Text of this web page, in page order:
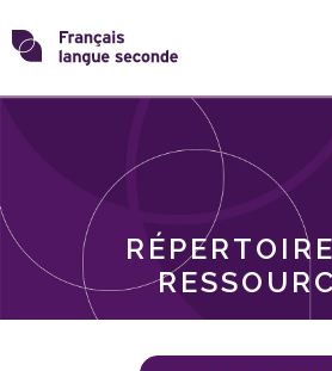
Skip
toTransformons
langue
THÈMES